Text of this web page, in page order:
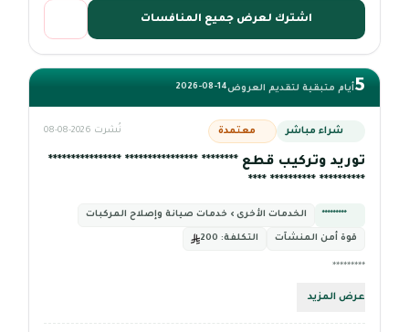
اشترك لعرض جميع المنافسات
5أيام متبقية لتقديم العروض2026-08-14
شراء مباشر معتمدة نُشرت 2026-08-08
توريد وتركيب قطع ******** **************** ****************
********** ********** ****
********* الخدمات الأخرى › خدمات صيانة وإصلاح المركبات
قوة أمن المنشآت التكلفة:
*********
عرض المزيد